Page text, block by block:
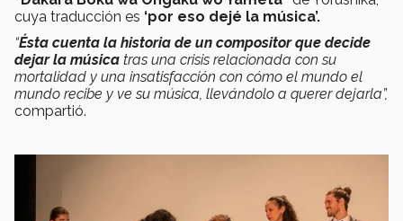
cuya traducción es ‘por eso dejé la música’.
“Ésta cuenta la historia de un compositor que decide
dejar la música tras una crisis relacionada con su
mortalidad y una insatisfacción con cómo el mundo el
mundo recibe y ve su música, llevándolo a querer dejarla”,
compartió.